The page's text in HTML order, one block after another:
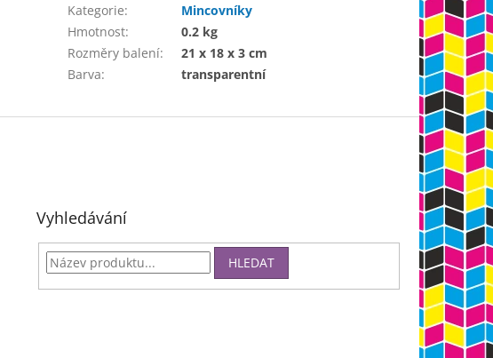
Kategorie:
Mincovníky
Hmotnost:
0.2 kg
Rozměry balení:
21 x 18 x 3 cm
Barva: transparentní
Vyhledávání
HLEDAT